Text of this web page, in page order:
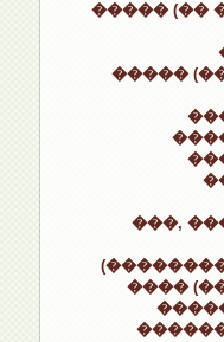
����� (��
�����
���,
����